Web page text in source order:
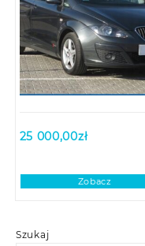
Szukaj
25 000,00zł
Zobacz